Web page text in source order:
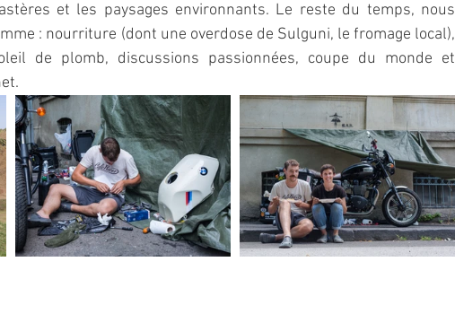
et les paysages environnants. Le reste du temps, nous
: nourriture (dont une overdose de Sulguni, le fromage local),
de plomb, discussions passionnées, coupe du monde et